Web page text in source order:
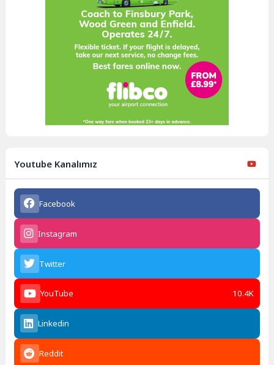
Youtube Kanalımız
Facebook
Instagram
Twitter
YouTube 10.4K
Linkedin
Reddit